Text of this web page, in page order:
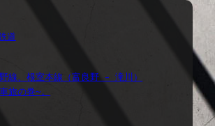
道
線、根室本線（富良野 – 滝川）
旅の巻〜。